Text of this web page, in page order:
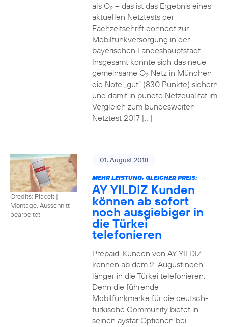
als O2– das ist das Ergebnis eines
aktuellen Netztests der
Fachzeitschrift connect zur
Mobilfunkversorgung in der
bayerischen Landeshauptstadt.
Insgesamt konnte sich das neue,
gemeinsame O2Netz in München
die Note „gut“ (830 Punkte) sichern
und damit in puncto Netzqualität im
Vergleich zum bundesweiten
Netztest 2017 […]
Credits: Placeit |
Montage, Ausschnitt
bearbeitet
01. August 2018
MEHR LEISTUNG, GLEICHER PREIS:
AY YILDIZ Kunden
können ab sofort
noch ausgiebiger in
die Türkei
telefonieren
Prepaid-Kunden von AY YILDIZ
können ab dem 2. August noch
länger in die Türkei telefonieren.
Denn die führende
Mobilfunkmarke für die deutsch-
türkische Community bietet in
seinen aystar Optionen bei